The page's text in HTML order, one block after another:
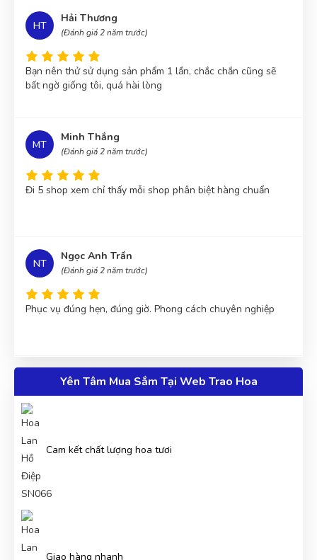
Nguyễn Hoàng John (Quận 3)
Hồ Điệp SN066
HT
Hải Thương
(Đánh giá 2 năm trước)
Bạn nên thử sử dụng sản phẩm 1 lần, chắc chắn cũng sẽ
bất ngờ giống tôi, quá hài lòng
MT
Minh Thắng
(Đánh giá 2 năm trước)
Đi 5 shop xem chỉ thấy mỗi shop phân biệt hàng chuẩn
NT
Ngọc Anh Trần
(Đánh giá 2 năm trước)
Phục vụ đúng hẹn, đúng giờ. Phong cách chuyên nghiệp
Lan Chi Trần
(Đánh giá 2 năm trước)
Sản phẩm giao giống như hình, thanks
DL
Thích nhất là có quà tặng đi kèm
Yên Tâm Mua Sắm Tại Web Trao Hoa
Cam kết chất lượng hoa tươi
Giao hàng nhanh